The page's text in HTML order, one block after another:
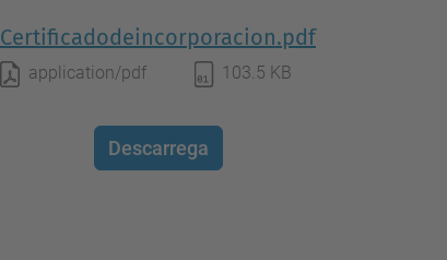
Certificadodeincorporacion.pdf
application/pdf 103.5 KB
Descarrega